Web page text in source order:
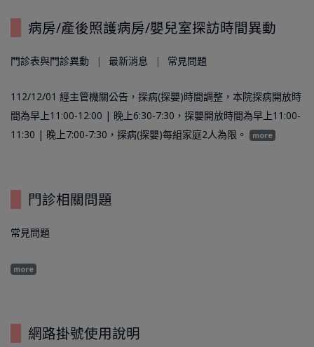
病房/產後照護病房/嬰兒室探訪時間異動
門診表與門診異動 最新消息 常見問題
112/12/01 經主管機關公告，探病(探嬰)時間調整，本院探病開放時
間為早上11:00-12:00 | 晚上6:30-7:30，探嬰開放時間為早上11:00-
11:30 | 晚上7:00-7:30，探病(探嬰)每組家庭2人為限。
more
門診相關問題
常見問題
more
網路掛號使用說明